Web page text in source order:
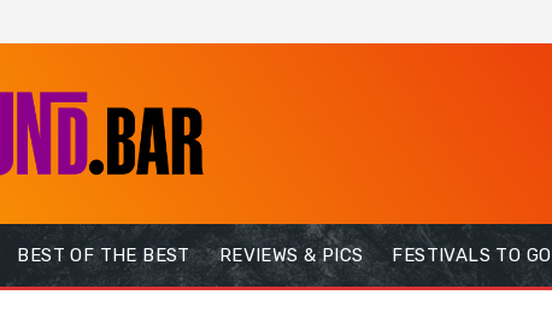
BEST OF THE BEST REVIEWS & PICS FESTIVALS TO GO